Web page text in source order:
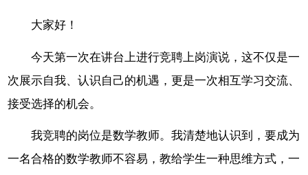
大家好！
今天第一次在讲台上进行竞聘上岗演说，这不仅是一
次展示自我、认识自己的机遇，更是一次相互学习交流、
接受选择的机会。
我竞聘的岗位是数学教师。我清楚地认识到，要成为
一名合格的数学教师不容易，教给学生一种思维方式，一